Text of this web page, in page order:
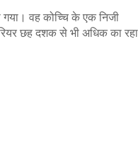
गया। वह कोच्चि के एक निजी
छह दशक से भी अधिक का